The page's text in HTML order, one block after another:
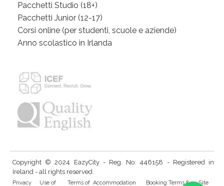
Pacchetti Studio (18+)
Pacchetti Junior (12-17)
Corsi online (per studenti, scuole e aziende)
Anno scolastico in Irlanda
Copyright © 2024 EazyCity - Reg. No: 446158 - Registered in
Ireland - all rights reserved.
Privacy Use of Terms of Accommodation Booking Terms & Site